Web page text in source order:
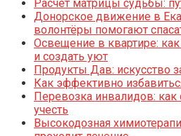
Расчет матрицы судьбы:
Донорское движение в
волонтёры помогают
Освещение в квартире:
и создать уют
Продукты Дав: искусство
Как эффективно
Перевозка инвалидов: как
учесть
Высокодозная